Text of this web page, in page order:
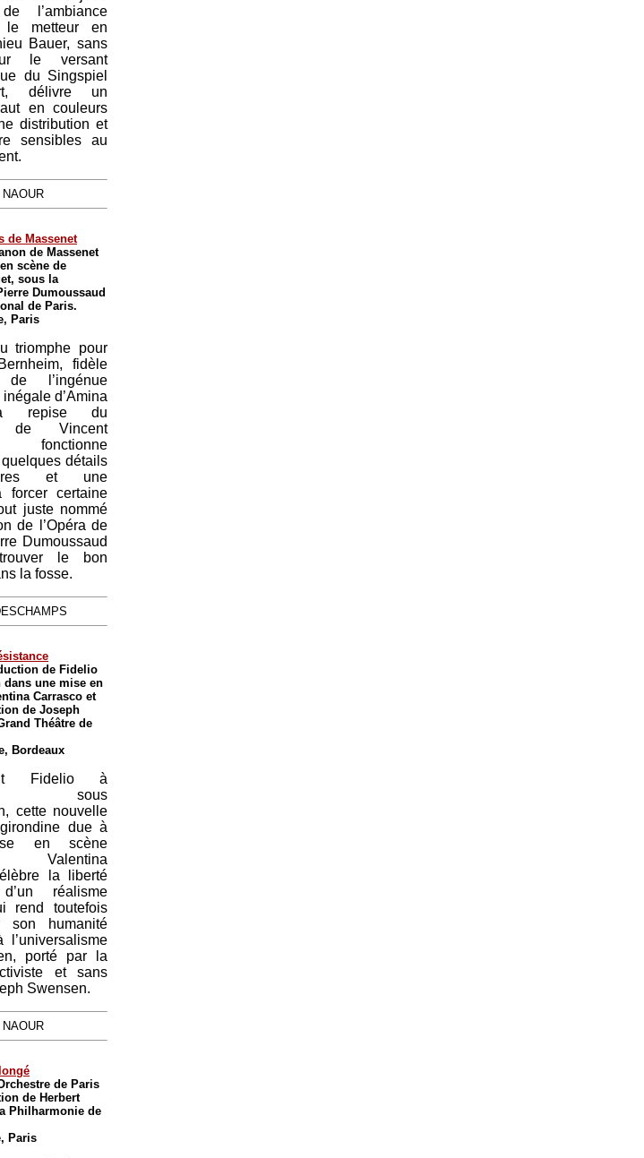
l’ambiance
le metteur en
Bauer, sans
le versant
du Singspiel
délivre un
en couleurs
distribution et
sensibles au
de Massenet
de Massenet
scène de
sous la
Dumoussaud
de Paris.
Paris
triomphe pour
fidèle
de l’ingénue
d’Amina
repise du
de Vincent
fonctionne
détails
et une
forcer certaine
juste nommé
de l’Opéra de
Dumoussaud
le bon
la fosse.
de Fidelio
dans une mise en
Carrasco et
de Joseph
Théâtre de
Bordeaux
Fidelio à
sous
cette nouvelle
due à
en scène
Valentina
la liberté
réalisme
rend toutefois
son humanité
l’universalisme
porté par la
et sans
Swensen.
de Paris
de Herbert
Philharmonie de
Paris